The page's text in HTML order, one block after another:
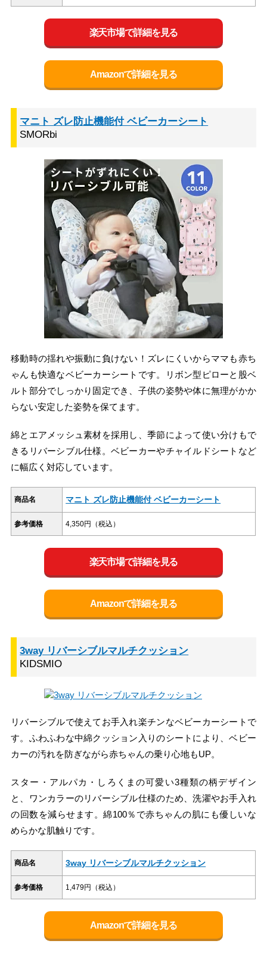
楽天市場で詳細を見る
Amazonで詳細を見る
マニト ズレ防止機能付 ベビーカーシート
SMORbi
移動時の揺れや振動に負けない！ズレにくいからママも赤ち
ゃんも快適なベビーカーシートです。リボン型ピローと股ベ
ルト部分でしっかり固定でき、子供の姿勢や体に無理がかか
らない安定した姿勢を保てます。
綿とエアメッシュ素材を採用し、季節によって使い分けもで
きるリバーシブル仕様。ベビーカーやチャイルドシートなど
に幅広く対応しています。
商品名 マニト ズレ防止機能付 ベビーカーシート
参考価格 4,350円（税込）
楽天市場で詳細を見る
Amazonで詳細を見る
3way リバーシブルマルチクッション
KIDSMIO
リバーシブルで使えてお手入れ楽チンなベビーカーシートで
す。ふわふわな中綿クッション入りのシートにより、ベビー
カーの汚れを防ぎながら赤ちゃんの乗り心地もUP。
スター・アルパカ・しろくまの可愛い3種類の柄デザイン
と、ワンカラーのリバーシブル仕様のため、洗濯やお手入れ
の回数を減らせます。綿100％で赤ちゃんの肌にも優しいな
めらかな肌触りです。
商品名 3way リバーシブルマルチクッション
参考価格 1,479円（税込）
Amazonで詳細を見る